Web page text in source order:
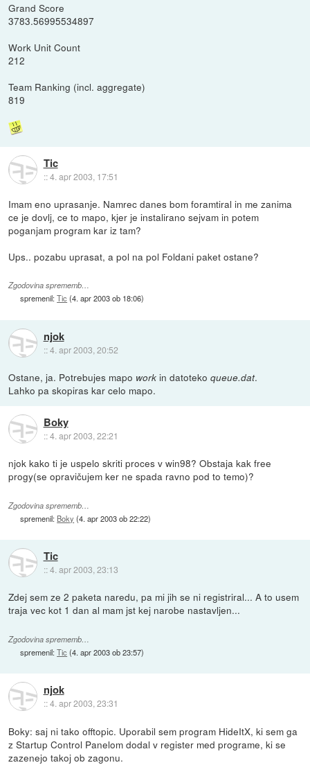
Grand Score
3783.56995534897
Work Unit Count
212
Team Ranking (incl. aggregate)
819
Tic
::4. apr 2003, 17:51
Imam eno uprasanje. Namrec danes bom foramtiral in me zanima
ce je dovlj, ce to mapo, kjer je instalirano sejvam in potem
poganjam program kar iz tam?
Ups.. pozabu uprasat, a pol na pol Foldani paket ostane?
Zgodovina sprememb…
spremenil:Tic (4. apr 2003 ob 18:06)
njok
::4. apr 2003, 20:52
Ostane, ja. Potrebujes mapo work in datotekoqueue.dat.
Lahko pa skopiras kar celo mapo.
Boky
::4. apr 2003, 22:21
njok kako ti je uspelo skriti proces v win98? Obstaja kak free
progy(se opravičujem ker ne spada ravno pod to temo)?
Zgodovina sprememb…
spremenil: Boky (4. apr 2003 ob 22:22)
Tic
::4. apr 2003, 23:13
Zdej sem ze 2 paketa naredu, pa mi jih se ni registriral... A to usem
traja vec kot 1 dan al mam jst kej narobe nastavljen...
Zgodovina sprememb…
spremenil:Tic (4. apr 2003 ob 23:57)
njok
::4. apr 2003, 23:31
Boky: saj ni tako offtopic. Uporabil sem program HideItX, ki sem ga
z Startup Control Panelom dodal v register med programe, ki se
zazenejo takoj ob zagonu.